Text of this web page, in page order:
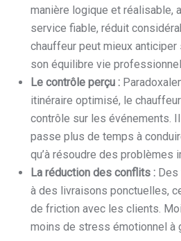
manière logique et réalisable,
service fiable, réduit
chauffeur peut mieux
son équilibre vie
Le contrôle perçu :
itinéraire optimisé, le
contrôle sur les événements.
passe plus de temps à
qu’à résoudre des problèmes
La réduction des conflits :
à des livraisons ponctuelles,
de friction avec les clients.
moins de stress émotionnel à